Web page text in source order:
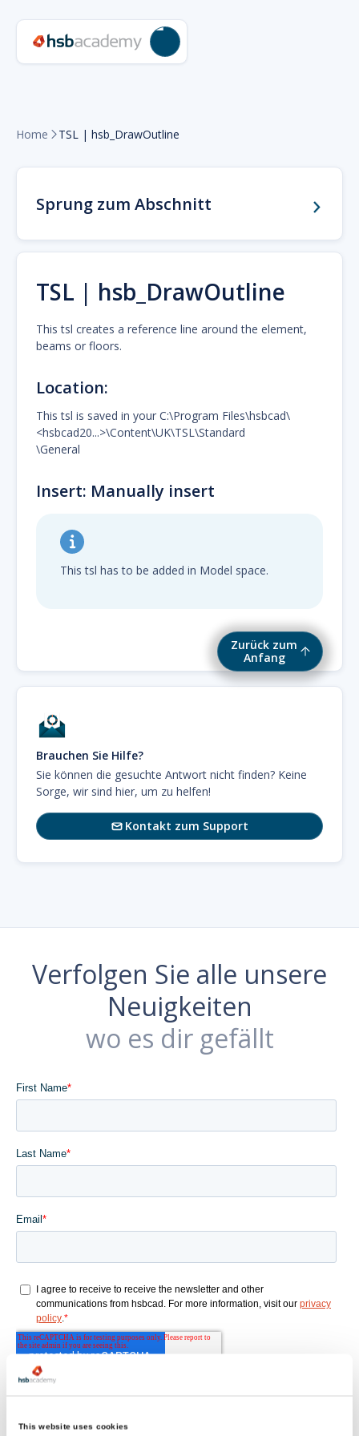
This website uses cookies
Zurück zum
Anfang
Home  TSL | hsb_DrawOutline
Sprung zum Abschnitt
TSL | hsb_DrawOutline
This tsl creates a reference line around the element,
beams or floors.
Location:
This tsl is saved in your C:\Program Files\hsbcad\
<hsbcad20...>\Content\UK\TSL\Standard
\General
Insert: Manually insert
This tsl has to be added in Model space.
Brauchen Sie Hilfe?
Sie können die gesuchte Antwort nicht finden? Keine
Sorge, wir sind hier, um zu helfen!
Kontakt zum Support
Verfolgen Sie alle unsere
Neuigkeiten
wo es dir gefällt